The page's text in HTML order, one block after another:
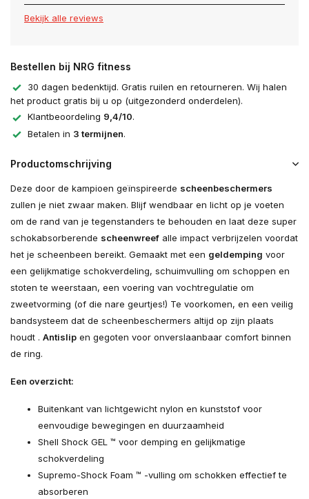
Bekijk alle reviews
Bestellen bij NRG fitness
30 dagen bedenktijd. Gratis ruilen en retourneren. Wij halen
het product gratis bij u op (uitgezonderd onderdelen).
Klantbeoordeling 9,4/10.
Betalen in 3 termijnen.
Productomschrijving
Deze door de kampioen geïnspireerde scheenbeschermers
zullen je niet zwaar maken. Blijf wendbaar en licht op je voeten
om de rand van je tegenstanders te behouden en laat deze super
schokabsorberende scheenwreef alle impact verbrijzelen voordat
het je scheenbeen bereikt. Gemaakt met een geldemping voor
een gelijkmatige schokverdeling, schuimvulling om schoppen en
stoten te weerstaan, een voering van vochtregulatie om
zweetvorming (of die nare geurtjes!) Te voorkomen, en een veilig
bandsysteem dat de scheenbeschermers altijd op zijn plaats
houdt . Antislip en gegoten voor onverslaanbaar comfort binnen
de ring.
Een overzicht:
Buitenkant van lichtgewicht nylon en kunststof voor
eenvoudige bewegingen en duurzaamheid
Shell Shock GEL ™ voor demping en gelijkmatige
schokverdeling
Supremo-Shock Foam ™ -vulling om schokken effectief te
absorberen